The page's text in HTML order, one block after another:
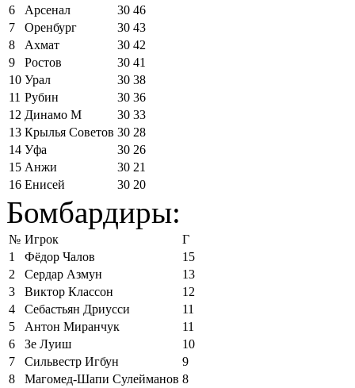
6
Арсенал 30 46
7
Оренбург 30 43
8
Ахмат 30 42
9
Ростов 30 41
10 Урал 30 38
11 Рубин 30 36
12 Динамо М 30 33
13 Крылья Советов 30 28
14 Уфа 30 26
15 Анжи 30 21
16 Енисей 30 20
Бомбардиры:
№ Игрок
Г
1
Фёдор Чалов
15
2
Сердар Азмун
13
3
Виктор Классон
12
4
Себастьян Дриусси
11
5
Антон Миранчук
11
6
Зе Луиш
10
7
Сильвестр Игбун
9
8
Магомед-Шапи Сулейманов 8